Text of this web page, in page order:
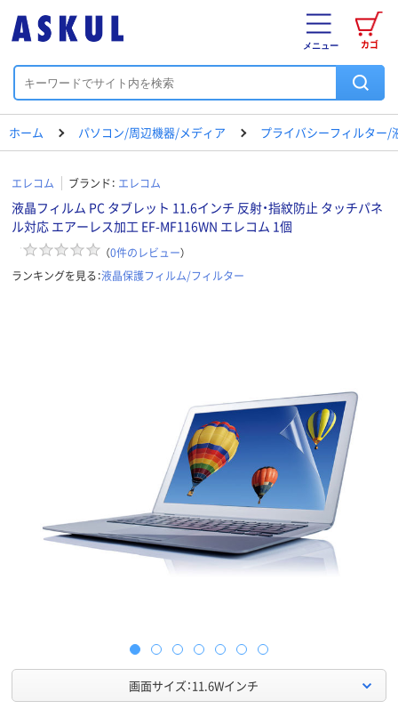
カゴ
メニュー
ホーム パソコン/周辺機器/メディア プライバシーフィルター/
エレコム ブランド： エレコム
液晶フィルム PC タブレット 11.6インチ 反射・指紋防止 タッチパネ
ル対応 エアーレス加工 EF-MF116WN エレコム 1個
（0件のレビュー）
ランキングを見る：液晶保護フィルム/フィルター
画面サイズ：11.6Wインチ